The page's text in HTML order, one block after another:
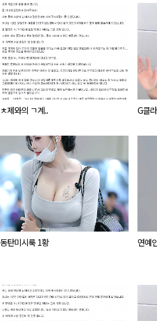
ㅊ제와의 ㄱ계.. G클
동탄미시룩 1황 연예